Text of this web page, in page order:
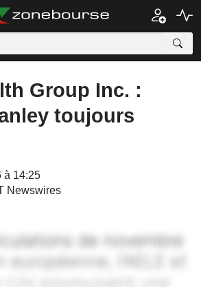
Group Inc. :
toujours
à 14:25
Newswires